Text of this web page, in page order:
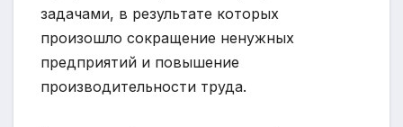
задачами, в результате которых
произошло сокращение ненужных
предприятий и повышение
производительности труда.